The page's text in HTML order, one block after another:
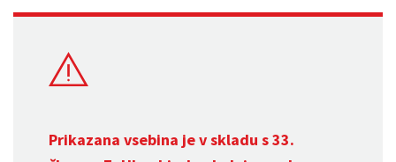
Prikazana vsebina je v skladu s 33.